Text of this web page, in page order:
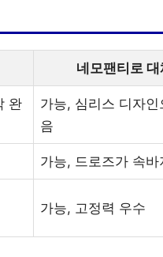
네모팬티로
완
가능, 심리스 디자인
음
가능, 드로즈가 속바
가능, 고정력 우수